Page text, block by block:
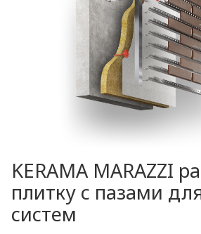
KERAMA MARAZZI
плитку с пазами
систем